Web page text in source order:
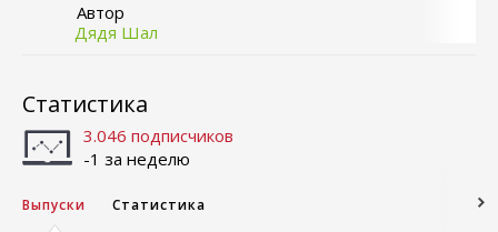
Автор
Дядя Шал
Статистика
3.046 подписчиков
-1 за неделю
Выпуски Статистика